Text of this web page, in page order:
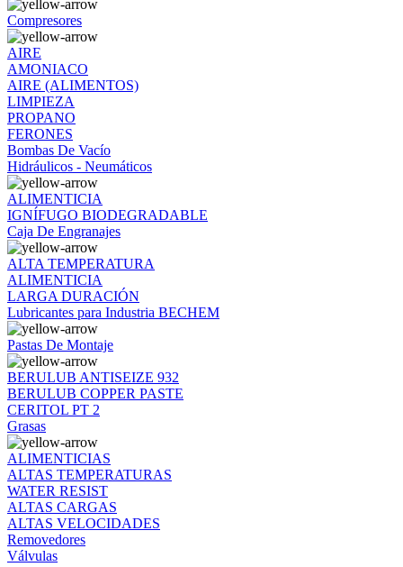
Compresores
AIRE
AMONIACO
AIRE (ALIMENTOS)
LIMPIEZA
PROPANO
FERONES
Bombas De Vacío
Hidráulicos - Neumáticos
ALIMENTICIA
IGNÍFUGO BIODEGRADABLE
Caja De Engranajes
ALTA TEMPERATURA
ALIMENTICIA
LARGA DURACIÓN
Lubricantes para Industria BECHEM
Pastas De Montaje
BERULUB ANTISEIZE 932
BERULUB COPPER PASTE
CERITOL PT 2
Grasas
ALIMENTICIAS
ALTAS TEMPERATURAS
WATER RESIST
ALTAS CARGAS
ALTAS VELOCIDADES
Removedores
Válvulas